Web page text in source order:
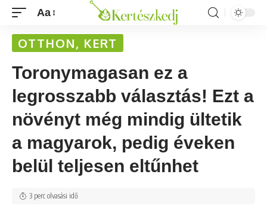
Aa
OTTHON, KERT
Toronymagasan ez a
legrosszabb választás! Ezt a
növényt még mindig ültetik
a magyarok, pedig éveken
belül teljesen eltűnhet
3 perc olvasási idő